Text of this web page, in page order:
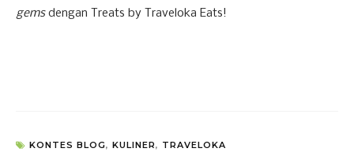
gemsdengan Treats by Traveloka Eats!
KONTES BLOG, KULINER, TRAVELOKA